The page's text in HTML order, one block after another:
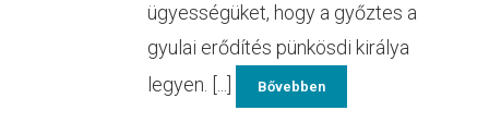
ügyességüket, hogy a győztes a
gyulai erődítés pünkösdi királya
legyen. [...]
Bővebben